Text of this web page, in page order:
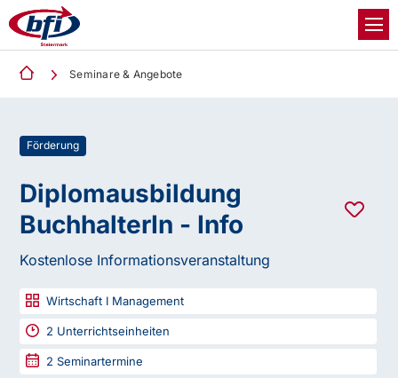
Seminare & Angebote
Förderung
Diplomausbildung
BuchhalterIn - Info
Kostenlose Informationsveranstaltung
Wirtschaft I Management
2 Unterrichtseinheiten
2 Seminartermine